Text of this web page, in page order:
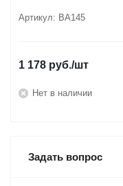
Артикул: ВА145
1 178 руб./шт
Нет в наличии
Задать вопрос